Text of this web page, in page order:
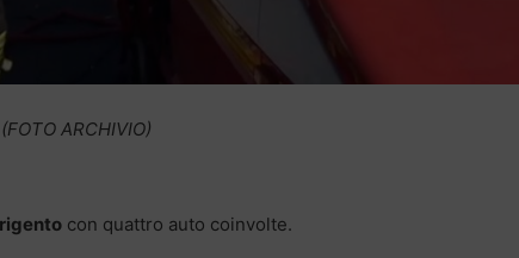
(FOTO ARCHIVIO)
con quattro auto coinvolte.